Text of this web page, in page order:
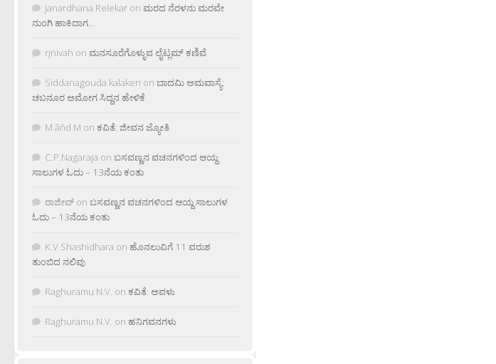
Janardhana Relekar on ಮರದ ನೆರಳನು ಮರವೇ
ನುಂಗಿ ಹಾಕಿದಾಗ…
rjnivah on ಮನಸೂರೆಗೊಳ್ಳುವ ಲೈಟ್ಲಮ್ ಕಣಿವೆ
Siddanagouda kalakeri on ಬಾದಮಿ ಅಮವಾಸ್ಯೆ:
ಚಬನೂರ ಅಮೋಗ ಸಿದ್ದನ ಹೇಳಿಕೆ
M âñd M on ಕವಿತೆ: ಜೀವನ ಜ್ಯೋತಿ
C.P.Nagaraja on ಬಸವಣ್ಣನ ವಚನಗಳಿಂದ ಆಯ್ದ
ಸಾಲುಗಳ ಓದು – 13ನೆಯ ಕಂತು
ರಾಜೀವ್ on ಬಸವಣ್ಣನ ವಚನಗಳಿಂದ ಆಯ್ದ ಸಾಲುಗಳ
ಓದು – 13ನೆಯ ಕಂತು
K.V Shashidhara on ಹೊನಲುವಿಗೆ 11 ವರುಶ
ತುಂಬಿದ ನಲಿವು
Raghuramu N.V. on ಕವಿತೆ: ಅವಳು
Raghuramu N.V. on ಹನಿಗವನಗಳು